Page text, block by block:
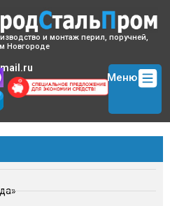
и монтаж перил, поручней,
Новгороде
Меню